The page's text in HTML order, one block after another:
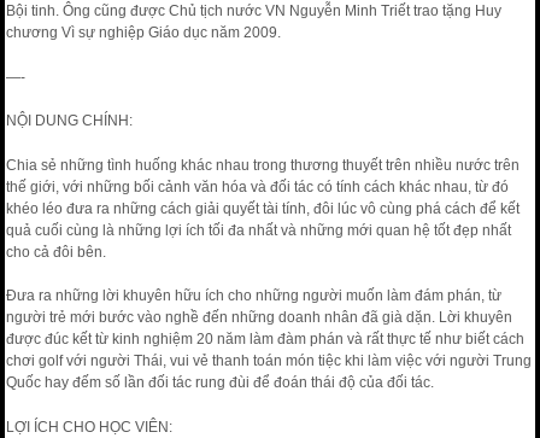
Bội tinh. Ông cũng được Chủ tịch nước VN Nguyễn Minh Triết trao tặng Huy
chương Vì sự nghiệp Giáo dục năm 2009.
—-
NỘI DUNG CHÍNH:
Chia sẻ những tình huống khác nhau trong thương thuyết trên nhiều nước trên
thế giới, với những bối cảnh văn hóa và đối tác có tính cách khác nhau, từ đó
khéo léo đưa ra những cách giải quyết tài tính, đôi lúc vô cùng phá cách để kết
quả cuối cùng là những lợi ích tối đa nhất và những mới quan hệ tốt đẹp nhất
cho cả đôi bên.
Đưa ra những lời khuyên hữu ích cho những người muốn làm đám phán, từ
người trẻ mới bước vào nghề đến những doanh nhân đã già dặn. Lời khuyên
được đúc kết từ kinh nghiệm 20 năm làm đàm phán và rất thực tế như biết cách
chơi golf với người Thái, vui vẻ thanh toán món tiệc khi làm việc với người Trung
Quốc hay đếm số lần đối tác rung đùi để đoán thái độ của đối tác.
LỢI ÍCH CHO HỌC VIÊN: